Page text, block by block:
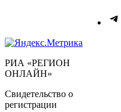
РИА «РЕГИОН
ОНЛАЙН»
Свидетельство о
регистрации